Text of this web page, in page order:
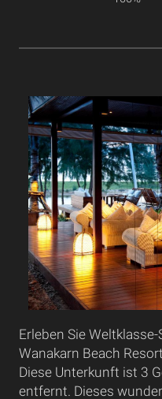
Erleben Sie
Wanakarn Beach
Diese Unterkunft ist 3
entfernt. Dieses